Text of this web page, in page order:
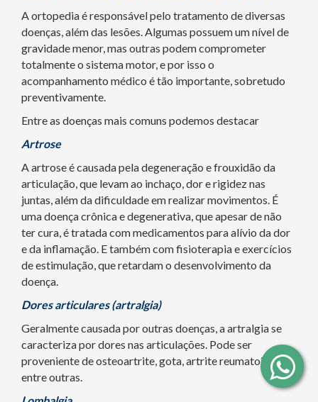
A ortopedia é responsável pelo tratamento de diversas
doenças, além das lesões. Algumas possuem um nível de
gravidade menor, mas outras podem comprometer
totalmente o sistema motor, e por isso o
acompanhamento médico é tão importante, sobretudo
preventivamente.
Entre as doenças mais comuns podemos destacar
Artrose
A artrose é causada pela degeneração e frouxidão da
articulação, que levam ao inchaço, dor e rigidez nas
juntas, além da dificuldade em realizar movimentos. É
uma doença crônica e degenerativa, que apesar de não
ter cura, é tratada com medicamentos para alívio da dor
e da inflamação. E também com fisioterapia e exercícios
de estimulação, que retardam o desenvolvimento da
doença.
Dores articulares (artralgia)
Geralmente causada por outras doenças, a artralgia se
caracteriza por dores nas articulações. Pode ser
proveniente de osteoartrite, gota, artrite reumatoide,
entre outras.